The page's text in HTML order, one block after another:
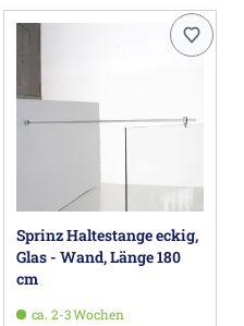
Sprinz Haltestange eckig,
Glas - Wand, Länge 180
cm
ca. 2-3 Wochen